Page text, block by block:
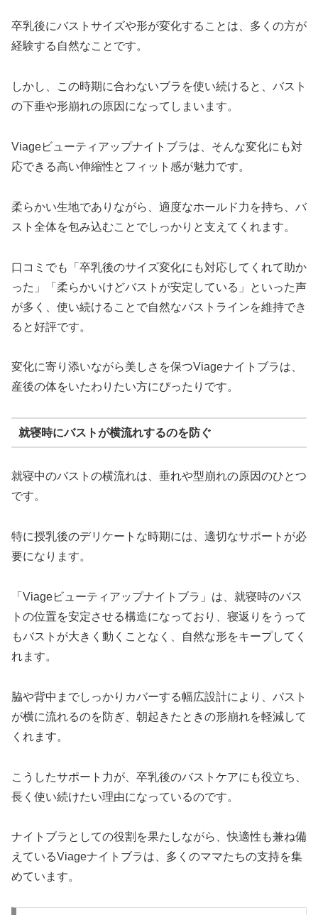
卒乳後にバストサイズや形が変化することは、多くの方が
経験する自然なことです。
しかし、この時期に合わないブラを使い続けると、バスト
の下垂や形崩れの原因になってしまいます。
Viageビューティアップナイトブラは、そんな変化にも対
応できる高い伸縮性とフィット感が魅力です。
柔らかい生地でありながら、適度なホールド力を持ち、バ
スト全体を包み込むことでしっかりと支えてくれます。
口コミでも「卒乳後のサイズ変化にも対応してくれて助か
った」「柔らかいけどバストが安定している」といった声
が多く、使い続けることで自然なバストラインを維持でき
ると好評です。
変化に寄り添いながら美しさを保つViageナイトブラは、
産後の体をいたわりたい方にぴったりです。
就寝時にバストが横流れするのを防ぐ
就寝中のバストの横流れは、垂れや型崩れの原因のひとつ
です。
特に授乳後のデリケートな時期には、適切なサポートが必
要になります。
「Viageビューティアップナイトブラ」は、就寝時のバス
トの位置を安定させる構造になっており、寝返りをうって
もバストが大きく動くことなく、自然な形をキープしてく
れます。
脇や背中までしっかりカバーする幅広設計により、バスト
が横に流れるのを防ぎ、朝起きたときの形崩れを軽減して
くれます。
こうしたサポート力が、卒乳後のバストケアにも役立ち、
長く使い続けたい理由になっているのです。
ナイトブラとしての役割を果たしながら、快適性も兼ね備
えているViageナイトブラは、多くのママたちの支持を集
めています。